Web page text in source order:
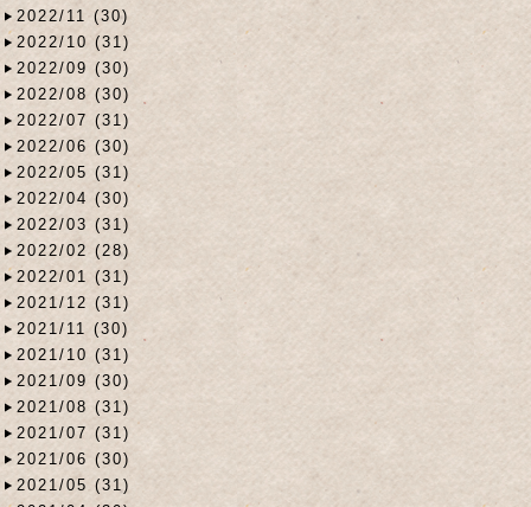
2022/11 (30)
2022/10 (31)
2022/09 (30)
2022/08 (30)
2022/07 (31)
2022/06 (30)
2022/05 (31)
2022/04 (30)
2022/03 (31)
2022/02 (28)
2022/01 (31)
2021/12 (31)
2021/11 (30)
2021/10 (31)
2021/09 (30)
2021/08 (31)
2021/07 (31)
2021/06 (30)
2021/05 (31)